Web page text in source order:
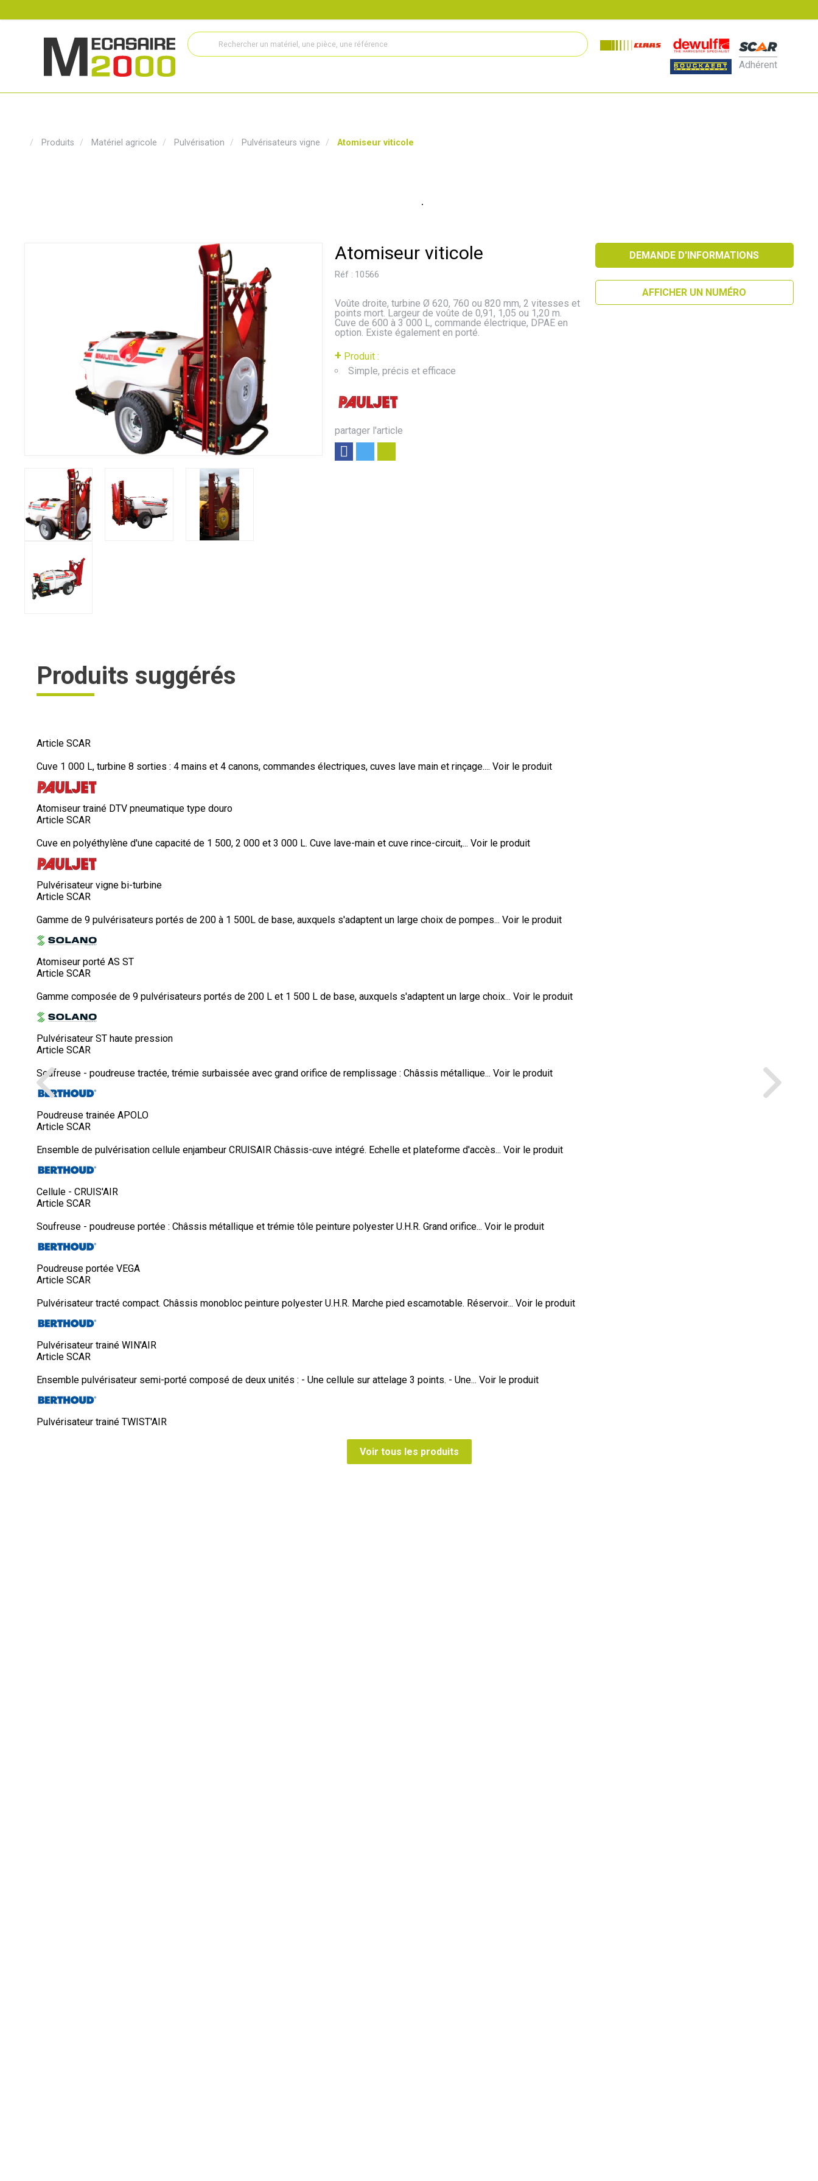
Adhérent
Produits Matériel agricole Pulvérisation Pulvérisateurs vigne Atomiseur viticole
Atomiseur viticole
Réf : 10566
+ Produit :
Simple, précis et efficace
partager l'article
Voûte droite, turbine Ø 620, 760 ou 820 mm, 2 vitesses et
points mort. Largeur de voûte de 0,91, 1,05 ou 1,20 m.
Cuve de 600 à 3 000 L, commande électrique, DPAE en
option. Existe également en porté.
DEMANDE D'INFORMATIONS
AFFICHER UN NUMÉRO
Produits suggérés
Article SCAR
Cuve 1 000 L, turbine 8 sorties : 4 mains et 4 canons, commandes électriques, cuves lave main et rinçage.... Voir le produit
Atomiseur trainé DTV pneumatique type douro
Article SCAR
Cuve en polyéthylène d'une capacité de 1 500, 2 000 et 3 000 L. Cuve lave-main et cuve rince-circuit,... Voir le produit
Pulvérisateur vigne bi-turbine
Article SCAR
Gamme de 9 pulvérisateurs portés de 200 à 1 500L de base, auxquels s'adaptent un large choix de pompes... Voir le produit
Atomiseur porté AS ST
Article SCAR
Gamme composée de 9 pulvérisateurs portés de 200 L et 1 500 L de base, auxquels s'adaptent un large choix... Voir le produit
Pulvérisateur ST haute pression
Article SCAR
Soufreuse - poudreuse tractée, trémie surbaissée avec grand orifice de remplissage : Châssis métallique... Voir le produit
Poudreuse trainée APOLO
Article SCAR
Ensemble de pulvérisation cellule enjambeur CRUISAIR Châssis-cuve intégré. Echelle et plateforme d'accès... Voir le produit
Cellule - CRUIS'AIR
Article SCAR
Soufreuse - poudreuse portée : Châssis métallique et trémie tôle peinture polyester U.H.R. Grand orifice... Voir le produit
Poudreuse portée VEGA
Article SCAR
Pulvérisateur tracté compact. Châssis monobloc peinture polyester U.H.R. Marche pied escamotable. Réservoir... Voir le produit
Pulvérisateur trainé WIN'AIR
Article SCAR
Ensemble pulvérisateur semi-porté composé de deux unités : - Une cellule sur attelage 3 points. - Une... Voir le produit
Pulvérisateur trainé TWIST'AIR
Voir tous les produits